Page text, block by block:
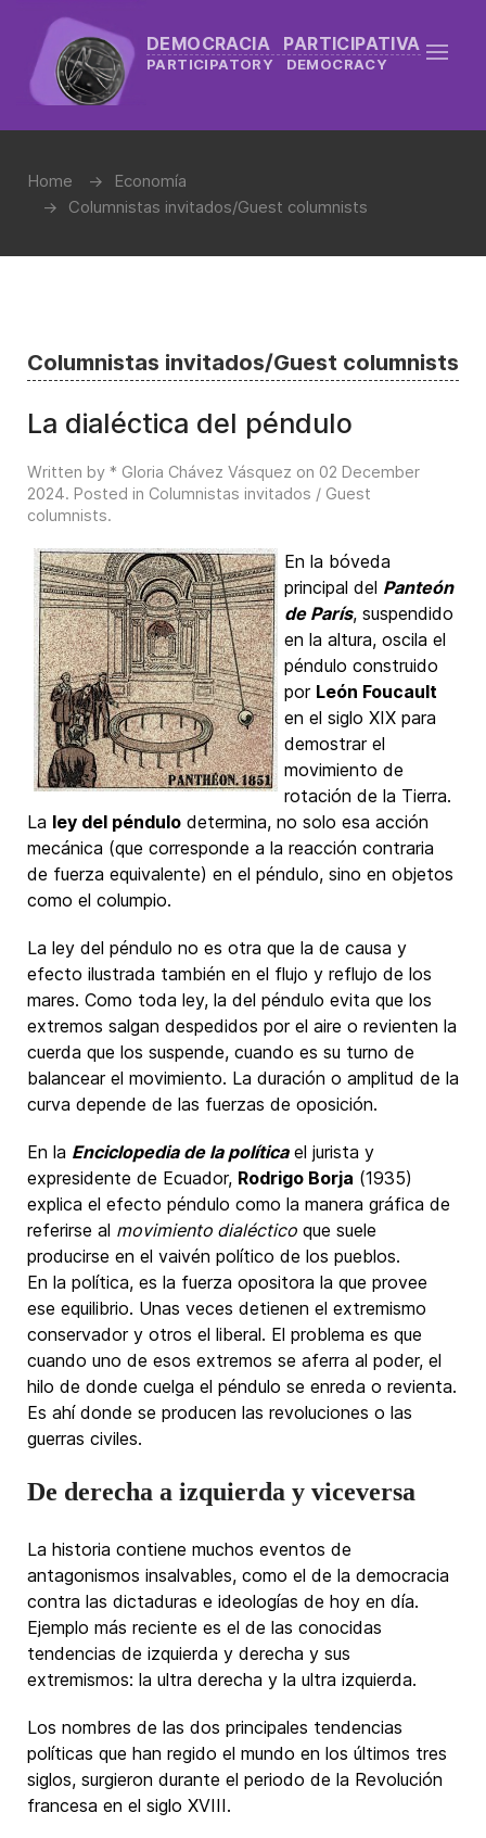
DEMOCRACIA PARTICIPATIVA
PARTICIPATORY DEMOCRACY
Home
Economía
Columnistas invitados/Guest columnists
Columnistas invitados/Guest columnists
La dialéctica del péndulo
Written by * Gloria Chávez Vásquez on 02 December
2024. Posted in Columnistas invitados / Guest
columnists.
En la bóveda
principal del Panteón
de París, suspendido
en la altura, oscila el
péndulo construido
por León Foucault
en el siglo XIX para
demostrar el
movimiento de
rotación de la Tierra.
La ley del péndulo determina, no solo esa acción
mecánica (que corresponde a la reacción contraria
de fuerza equivalente) en el péndulo, sino en objetos
como el columpio.
La ley del péndulo no es otra que la de causa y
efecto ilustrada también en el flujo y reflujo de los
mares. Como toda ley, la del péndulo evita que los
extremos salgan despedidos por el aire o revienten la
cuerda que los suspende, cuando es su turno de
balancear el movimiento. La duración o amplitud de la
curva depende de las fuerzas de oposición.
En la Enciclopedia de la políticael jurista y
expresidente de Ecuador, Rodrigo Borja (1935)
explica el efecto péndulo como la manera gráfica de
referirse al movimiento dialéctico que suele
producirse en el vaivén político de los pueblos.
En la política, es la fuerza opositora la que provee
ese equilibrio. Unas veces detienen el extremismo
conservador y otros el liberal. El problema es que
cuando uno de esos extremos se aferra al poder, el
hilo de donde cuelga el péndulo se enreda o revienta.
Es ahí donde se producen las revoluciones o las
guerras civiles.
De derecha a izquierda y viceversa
La historia contiene muchos eventos de
antagonismos insalvables, como el de la democracia
contra las dictaduras e ideologías de hoy en día.
Ejemplo más reciente es el de las conocidas
tendencias de izquierda y derecha y sus
extremismos: la ultra derecha y la ultra izquierda.
Los nombres de las dos principales tendencias
políticas que han regido el mundo en los últimos tres
siglos, surgieron durante el periodo de la Revolución
francesa en el siglo XVIII.